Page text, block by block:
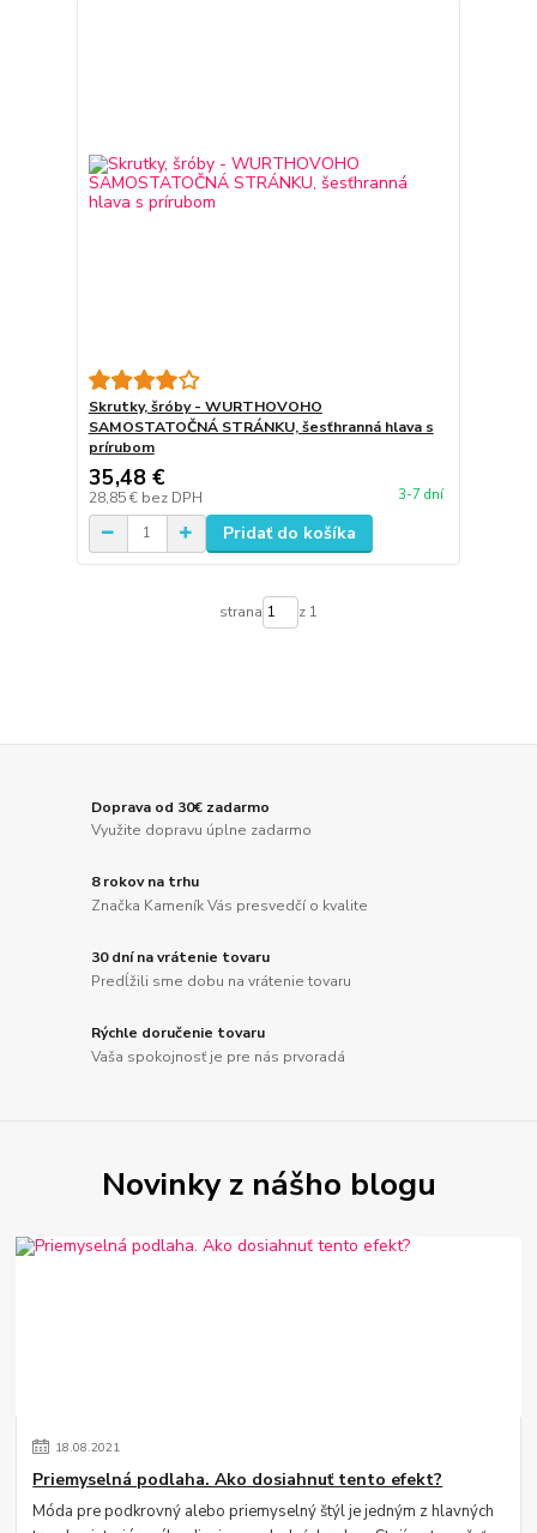
Skrutky, šróby - WURTHOVOHO
SAMOSTATOČNÁ STRÁNKU, šesťhranná hlava s
prírubom
35,48 €
28,85 € bez DPH 3-7 dní
Pridať do košíka
strana z 1
Doprava od 30€ zadarmo
Využite dopravu úplne zadarmo
8 rokov na trhu
Značka Kameník Vás presvedčí o kvalite
30 dní na vrátenie tovaru
Predĺžili sme dobu na vrátenie tovaru
Rýchle doručenie tovaru
Vaša spokojnosť je pre nás prvoradá
Novinky z nášho blogu
18.08.2021
Priemyselná podlaha. Ako dosiahnuť tento efekt?
Móda pre podkrovný alebo priemyselný štýl je jedným z hlavných